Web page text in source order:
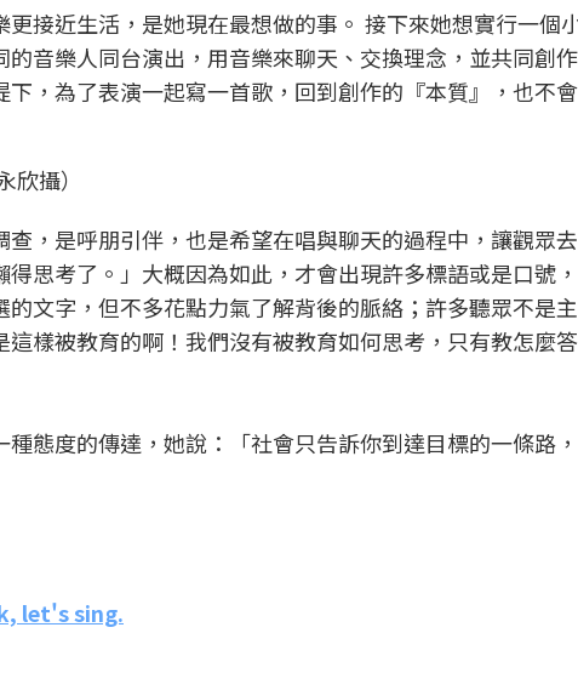
接近生活，是她現在最想做的事。 接下來她想實行一個
音樂人同台演出，用音樂來聊天、交換理念，並共同創
，為了表演一起寫一首歌，回到創作的『本質』，也不
攝）
，是呼朋引伴，也是希望在唱與聊天的過程中，讓觀眾
思考了。」大概因為如此，才會出現許多標語或是口號
文字，但不多花點力氣了解背後的脈絡；許多聽眾不是
樣被教育的啊！我們沒有被教育如何思考，只有教怎麼
態度的傳達，她說：「社會只告訴你到達目標的一條路
let's sing.